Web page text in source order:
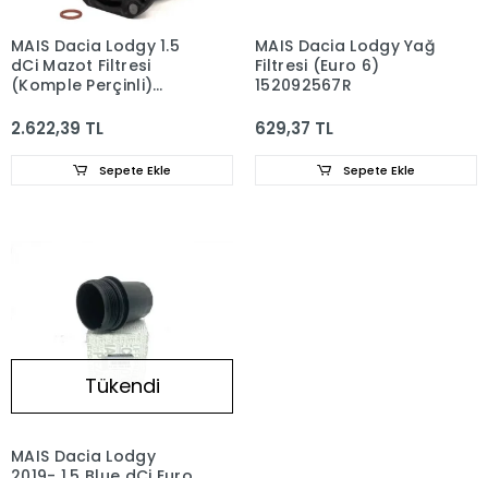
MAIS Dacia Lodgy 1.5
dCi Mazot Filtresi
(Komple Perçinli)
164000797R
2.622,39 TL
Sepete Ekle
MAIS Dacia Lodgy Yağ
Filtresi (Euro 6)
152092567R
629,37 TL
Sepete Ekle
Tükendi
MAIS Dacia Lodgy